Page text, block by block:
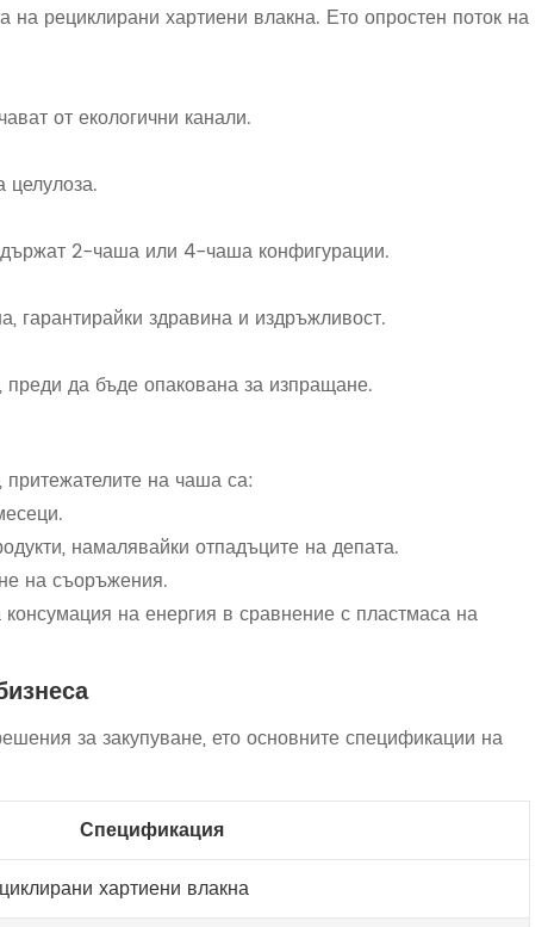
рециклирани хартиени влакна. Ето опростен поток на
от екологични канали.
целулоза.
2-чаша или 4-чаша конфигурации.
здравина и издръжливост.
преди да бъде опакована за изпращане.
на чаша са:
намалявайки отпадъците на депата.
на съоръжения.
на енергия в сравнение с пластмаса на
за закупуване, ето основните спецификации на
Спецификация
хартиени влакна